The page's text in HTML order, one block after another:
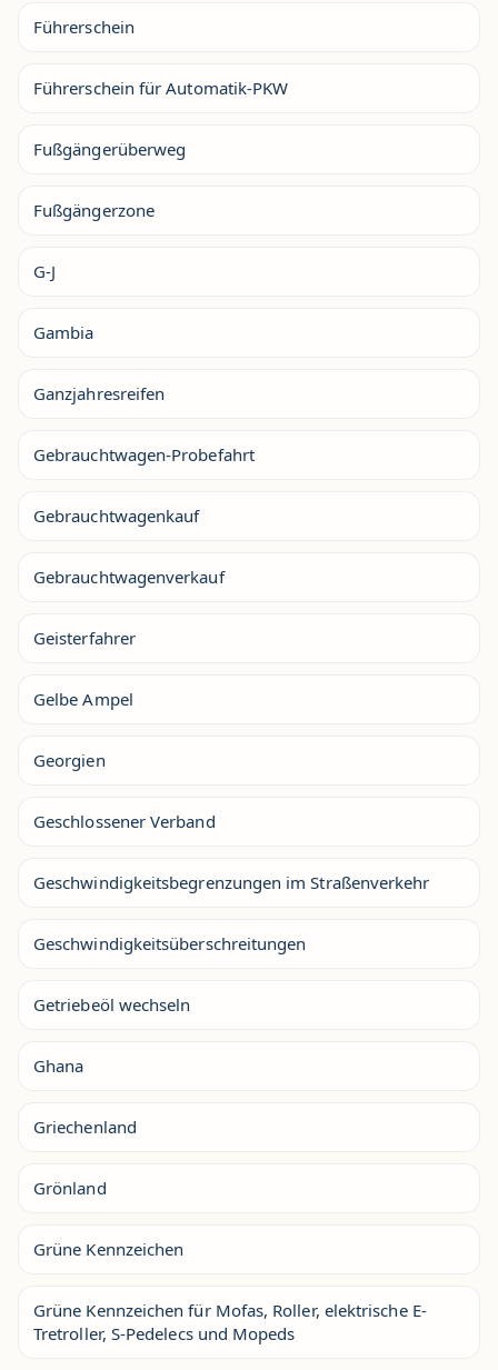
Führerschein
Führerschein für Automatik-PKW
Fußgängerüberweg
Fußgängerzone
G-J
Gambia
Ganzjahresreifen
Gebrauchtwagen-Probefahrt
Gebrauchtwagenkauf
Gebrauchtwagenverkauf
Geisterfahrer
Gelbe Ampel
Georgien
Geschlossener Verband
Geschwindigkeitsbegrenzungen im Straßenverkehr
Geschwindigkeitsüberschreitungen
Getriebeöl wechseln
Ghana
Griechenland
Grönland
Grüne Kennzeichen
Grüne Kennzeichen für Mofas, Roller, elektrische E-
Tretroller, S-Pedelecs und Mopeds